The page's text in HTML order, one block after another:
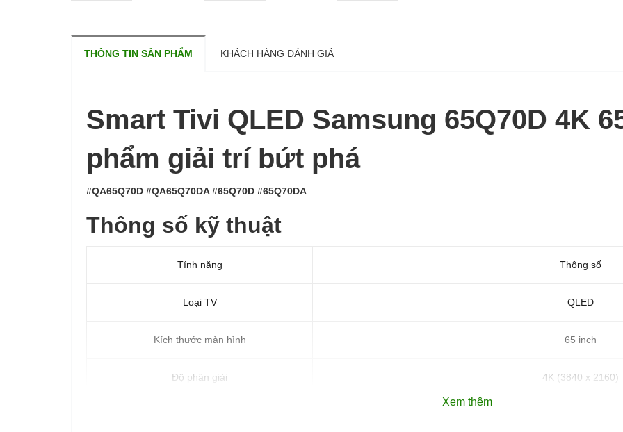
THÔNG TIN SẢN PHẨM KHÁCH HÀNG ĐÁNH GIÁ
Smart Tivi QLED Samsung 65Q70D 4K
phẩm giải trí bứt phá
#QA65Q70D #QA65Q70DA #65Q70D #65Q70DA
Thông số kỹ thuật
Tính năng Thông số
Loại TV QLED
Kích thước màn hình 65 inch
Độ phân giải 4K (3840 x 2160)
Xem thêm